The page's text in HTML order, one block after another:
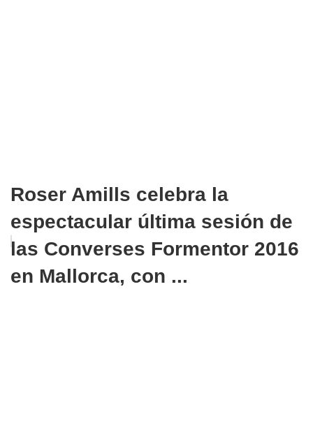
Roser Amills celebra la
espectacular última sesión de
las Converses Formentor 2016
en Mallorca, con ...